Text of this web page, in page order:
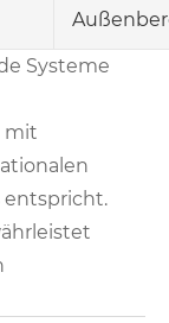
Systeme
mit
entspricht.